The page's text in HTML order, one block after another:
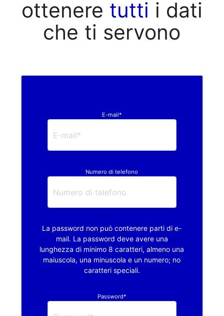
ottenere tutti i dati
che ti servono
E-mail*
Numero di telefono
La password non può contenere parti di e-
mail. La password deve avere una
lunghezza di minimo 8 caratteri, almeno una
maiuscola, una minuscola e un numero; no
caratteri speciali.
Password*